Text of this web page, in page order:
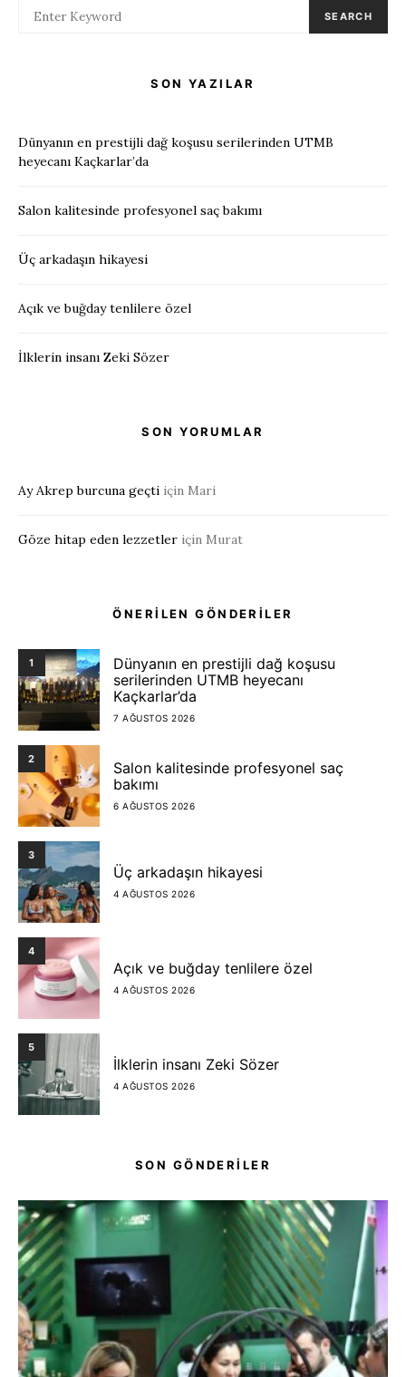
SEARCH
SON YAZILAR
Dünyanın en prestijli dağ koşusu serilerinden UTMB
heyecanı Kaçkarlar’da
Salon kalitesinde profesyonel saç bakımı
Üç arkadaşın hikayesi
Açık ve buğday tenlilere özel
İlklerin insanı Zeki Sözer
SON YORUMLAR
Ay Akrep burcuna geçti için Mari
Göze hitap eden lezzetler için Murat
ÖNERİLEN GÖNDERİLER
1
Dünyanın en prestijli dağ koşusu
serilerinden UTMB heyecanı
Kaçkarlar’da
7 AĞUSTOS 2026
2
Salon kalitesinde profesyonel saç
bakımı
6 AĞUSTOS 2026
3
Üç arkadaşın hikayesi
4 AĞUSTOS 2026
4
Açık ve buğday tenlilere özel
4 AĞUSTOS 2026
5
İlklerin insanı Zeki Sözer
4 AĞUSTOS 2026
SON GÖNDERİLER